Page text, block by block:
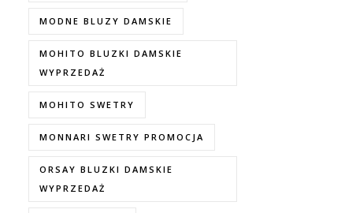
MODNE BLUZY DAMSKIE
MOHITO BLUZKI DAMSKIE
WYPRZEDAŻ
MOHITO SWETRY
MONNARI SWETRY PROMOCJA
ORSAY BLUZKI DAMSKIE
WYPRZEDAŻ